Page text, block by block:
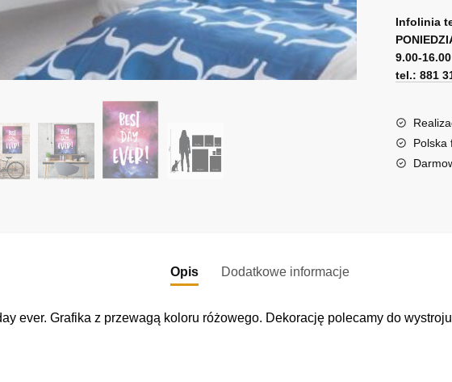
best
day
ever!
l
t
e
r
a
t
i
Infolinia
9.00-16.00
tel.: 881
Polska
Opis Dodatkowe informacje
ever. Grafika z przewagą koloru różowego. Dekorację polecamy do